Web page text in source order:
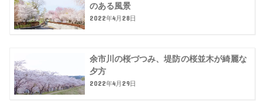
のある風景
2022年4月28日
余市川の桜づつみ、堤防の桜並木が綺麗な
夕方
2022年4月29日